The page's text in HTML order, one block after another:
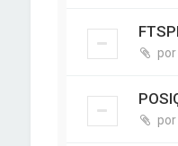
por
por